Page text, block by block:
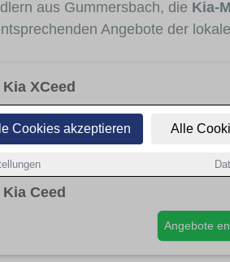
Cookies akzeptieren Alle
aus Gummersbach, die Kia-
Angebote der
Kia XCeed
Kia Ceed
Angebote